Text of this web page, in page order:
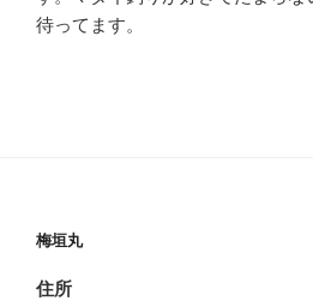
待ってます。
梅垣丸
住所